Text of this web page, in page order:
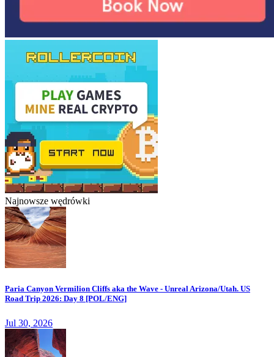
Najnowsze wędrówki
Paria Canyon Vermilion Cliffs aka the Wave - Unreal Arizona/Utah. US
Road Trip 2026: Day 8 [POL/ENG]
Jul 30, 2026